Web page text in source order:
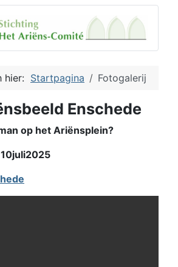
hier: Startpagina Fotogalerij
Enschede
op het Ariënsplein?